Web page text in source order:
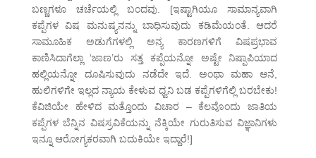
ಬಣ್ಣಗಳೂ ಚರ್ಚೆಯಲ್ಲಿ ಬಂದವು. [ಇಷ್ಟಾಗಿಯೂ ಸಾಮಾನ್ಯವಾಗಿ
ಕಪ್ಪೆಗಳ ವಿಷ ಮನುಷ್ಯನನ್ನು ಬಾಧಿಸುವುದು ಕಡಿಮೆಯಂತೆ. ಆದರೆ
ಸಾಮೂಹಿಕ ಅಡುಗೆಗಳಲ್ಲಿ ಅನ್ಯ ಕಾರಣಗಳಿಗೆ ವಿಷಪ್ರಭಾವ
ಕಾಣಿಸಿದಾಗೆಲ್ಲಾ ‘ಜಾಣ’ರು ಸತ್ತ ಕಪ್ಪೆಯನ್ನೋ ಅಷ್ಟೇ ನಿಷ್ಪಾಪಿಯಾದ
ಹಲ್ಲಿಯನ್ನೋ ದೂಷಿಸುವುದು ನಡೆದೇ ಇದೆ. ಅಂಥಾ ಮಹಾ ಆನೆ,
ಹುಲಿಗಳಿಗೇ ಇಲ್ಲದ ನ್ಯಾಯ ಕೇಳುವ ಧ್ವನಿ ಬಡ ಕಪ್ಪೆಗಳಿಗೆಲ್ಲಿ ಬರಬೇಕು!
ಕೆವಿಜಿಯೇ ಹೇಳಿದ ಮತ್ತೊಂದು ವಿಚಾರ – ಕೆಲವೊಂದು ಜಾತಿಯ
ಕಪ್ಪೆಗಳ ಬೆನ್ನಿನ ವಿಷಸ್ರವಿಕೆಯನ್ನು ನೆಕ್ಕಿಯೇ ಗುರುತಿಸುವ ವಿಜ್ಞಾನಿಗಳು
ಇನ್ನೂ ಆರೋಗ್ಯಕರವಾಗಿ ಬದುಕಿಯೇ ಇದ್ದಾರೆ!]